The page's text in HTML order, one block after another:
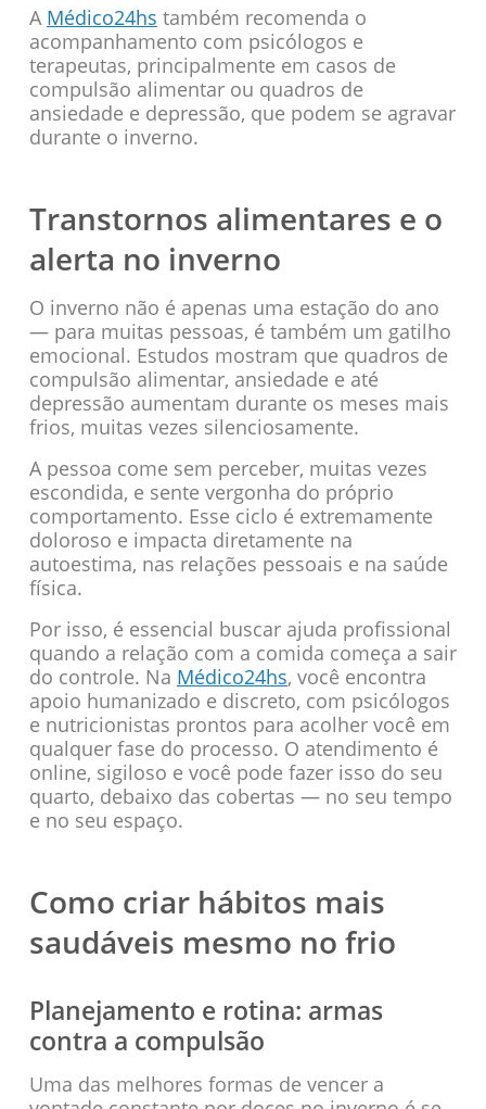
A Médico24hs também recomenda o
acompanhamento com psicólogos e
terapeutas, principalmente em casos de
compulsão alimentar ou quadros de
ansiedade e depressão, que podem se agravar
durante o inverno.
Transtornos alimentares e o
alerta no inverno
O inverno não é apenas uma estação do ano
— para muitas pessoas, é também um gatilho
emocional. Estudos mostram que quadros de
compulsão alimentar, ansiedade e até
depressão aumentam durante os meses mais
frios, muitas vezes silenciosamente.
A pessoa come sem perceber, muitas vezes
escondida, e sente vergonha do próprio
comportamento. Esse ciclo é extremamente
doloroso e impacta diretamente na
autoestima, nas relações pessoais e na saúde
física.
Por isso, é essencial buscar ajuda profissional
quando a relação com a comida começa a sair
do controle. Na Médico24hs, você encontra
apoio humanizado e discreto, com psicólogos
e nutricionistas prontos para acolher você em
qualquer fase do processo. O atendimento é
online, sigiloso e você pode fazer isso do seu
quarto, debaixo das cobertas — no seu tempo
e no seu espaço.
Como criar hábitos mais
saudáveis mesmo no frio
Planejamento e rotina: armas
contra a compulsão
Uma das melhores formas de vencer a